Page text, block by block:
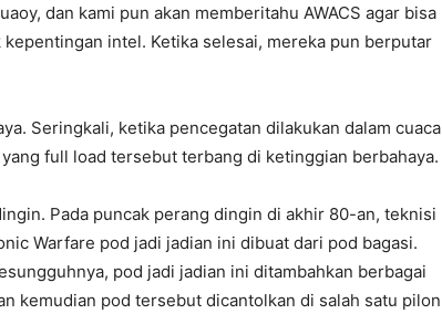
dan kami pun akan memberitahu AWACS agar bisa
intel. Ketika selesai, mereka pun berputar
Seringkali, ketika pencegatan dilakukan dalam cuaca
full load tersebut terbang di ketinggian berbahaya.
Pada puncak perang dingin di akhir 80-an, teknisi
Warfare pod jadi jadian ini dibuat dari pod bagasi.
pod jadi jadian ini ditambahkan berbagai
kemudian pod tersebut dicantolkan di salah satu pilon